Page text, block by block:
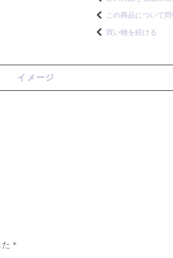
この商品について
買い物を続ける
イメージ
＊